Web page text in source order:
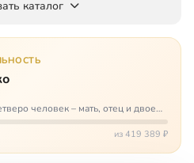
каталог
человек – мать, отец и двое
– крепость. У них столько проблем
на много семей. Трое из четверых
из 419 389 ₽